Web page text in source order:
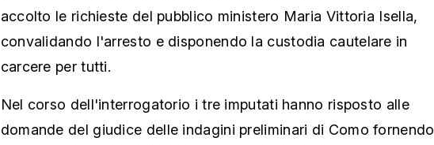
accolto le richieste del pubblico ministero Maria Vittoria Isella,
convalidando l'arresto e disponendo la custodia cautelare in
carcere per tutti.
Nel corso dell'interrogatorio i tre imputati hanno risposto alle
domande del giudice delle indagini preliminari di Como fornendo